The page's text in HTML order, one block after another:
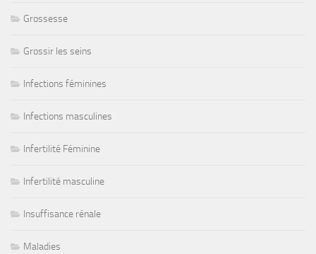
Grossesse
Grossir les seins
Infections féminines
Infections masculines
Infertilité Féminine
Infertilité masculine
Insuffisance rénale
Maladies